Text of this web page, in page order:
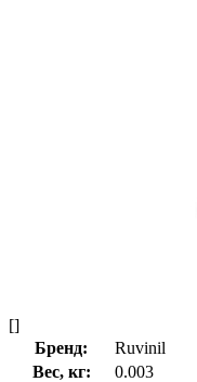
[]
Бренд:
Ruvinil
Вес, кг:
0.003